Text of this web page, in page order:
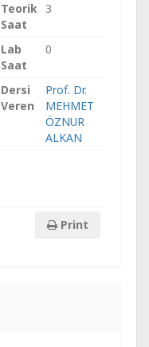
Teorik
Saat
3
Lab
Saat
0
Dersi
Veren
Prof. Dr.
MEHMET
ÖZNUR
ALKAN
Print